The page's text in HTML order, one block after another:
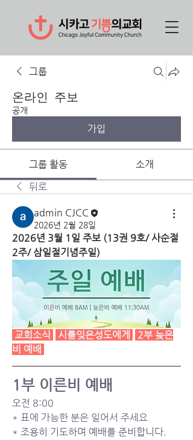
그룹
온라인 주보
공개
가입
그룹 활동
소개
뒤로
admin CJCC
2026년 2월 28일
2026년 3월 1일 주보 (13권 9호/ 사순절
2주/ 삼일절기념주일)
교회소식 시를잊은성도에게
2부 늦은
비 예배
1부 이른비 예배
오전 8:00
* 표에 가능한 분은 일어서 주세요
* 조용히 기도하며 예배를 준비합니다.